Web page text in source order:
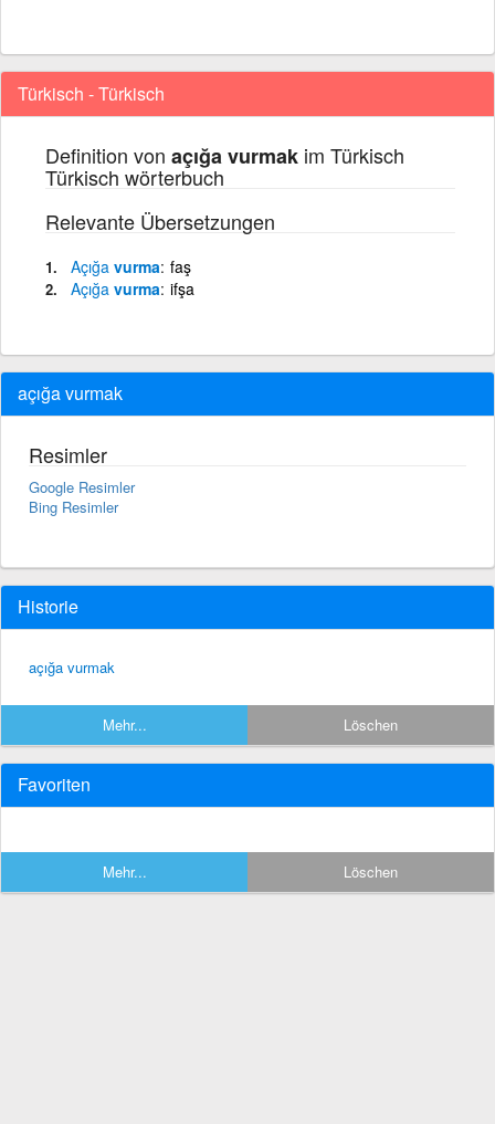
Türkisch - Türkisch
Definition von açığa vurmak im Türkisch
Türkisch wörterbuch
Relevante Übersetzungen
Açığa vurma faş
Açığa vurma ifşa
açığa vurmak
Resimler
Google Resimler
Bing Resimler
Historie
açığa vurmak
Mehr... Löschen
Favoriten
Mehr... Löschen